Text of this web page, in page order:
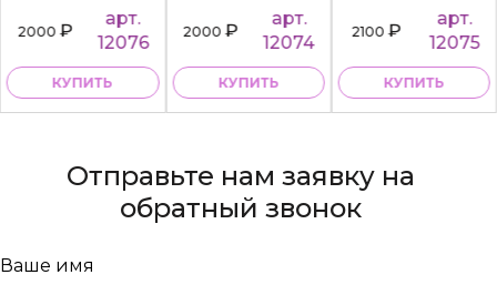
2000₽
арт.
12076
КУПИТЬ
2000₽
арт.
12074
КУПИТЬ
2100₽
арт.
12075
КУПИТЬ
Отправьте нам заявку на
обратный звонок